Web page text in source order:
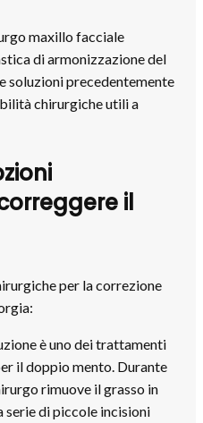
maxillo facciale
di armonizzazione del
soluzioni precedentemente
chirurgiche utili a
il
per la correzione
è uno dei trattamenti
il doppio mento. Durante
rimuove il grasso in
serie di piccole incisioni